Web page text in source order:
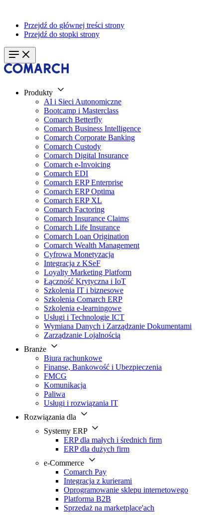
Przejdź do głównej treści strony
Przejdź do stopki strony
Produkty
AI i Sieci Autonomiczne
Bootcamp i Masterclass
Comarch Betterfly
Comarch Business Intelligence
Comarch Corporate Banking
Comarch Custody
Comarch Digital Insurance
Comarch e-Invoicing
Comarch EDI
Comarch ERP Enterprise
Comarch ERP Optima
Comarch ERP XL
Comarch Factoring
Comarch Insurance Claims
Comarch Life Insurance
Comarch Loan Origination
Comarch Wealth Management
Cyfrowa Monetyzacja
Integracja z KSeF
Loyalty Marketing Platform
Łączność Krytyczna i IoT
Szkolenia IT i biznesowe
Szkolenia Comarch ERP
Szkolenia e-learningowe
Usługi i Technologie ICT
Wymiana Danych i Zarządzanie Dokumentami
Zarządzanie Lojalnością
Branże
Biura rachunkowe
Finanse, Bankowość i Ubezpieczenia
FMCG
Komunikacja
Paliwa
Usługi i rozwiązania IT
Rozwiązania dla
Systemy ERP
ERP dla małych i średnich firm
ERP dla dużych firm
e-Commerce
Comarch Pay
Integracja z kurierami
Oprogramowanie sklepu internetowego
Platforma B2B
Sprzedaż na marketplace'ach